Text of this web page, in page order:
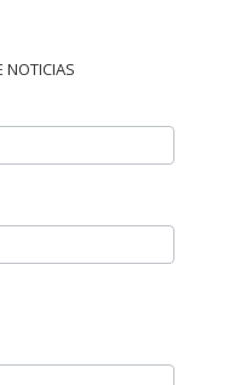
NOTICIAS